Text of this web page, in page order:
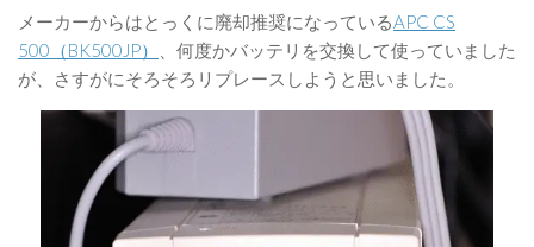
メーカーからはとっくに廃却推奨になっているAPC CS
500（BK500JP）
、何度かバッテリを交換して使っていました
が、さすがにそろそろリプレースしようと思いました。